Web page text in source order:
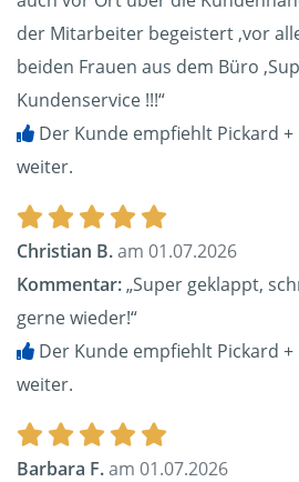
der Mitarbeiter begeistert ,vor
beiden Frauen aus dem Büro
Kundenservice !!!“
Der Kunde empfiehlt Pickard
weiter.
Christian B.am 01.07.2026
Kommentar:„Super geklappt,
gerne wieder!“
Der Kunde empfiehlt Pickard
weiter.
Barbara F.am 01.07.2026